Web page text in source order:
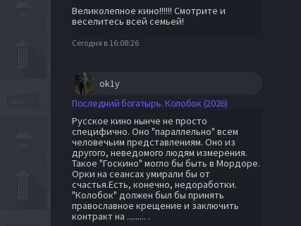
Великолепное кино!!!!!! Смотрите и
веселитесь всей семьей!
Сегодня в 16:08:26
ok1y
Последний богатырь. Колобок (2026)
Русское кино нынче не просто
специфично. Оно "параллельно" всем
человечьим представлениям. Оно из
другого, неведомого людям измерения.
Такое "Госкино" могло бы быть в Мордоре.
Орки на сеансах умирали бы от
счастья.Есть, конечно, недоработки.
"Колобок" должен был бы принять
православное крещение и заключить
контракт на ......... .